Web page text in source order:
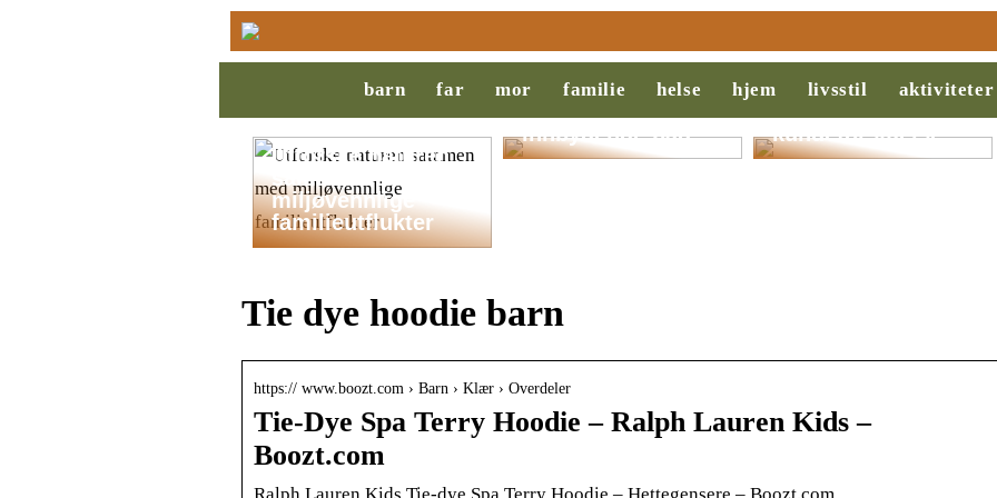
barn far mor familie helse hjem livsstil aktiviteter
Utforske naturen
sammen med
miljøvennlige
familieutflukter
Slik legger du til
rette for et
innbydende bad
Behovsanalyse:
Nøkkelen til
kundeforståelse
Tie dye hoodie barn
https:// www.boozt.com › Barn › Klær › Overdeler
Tie-Dye Spa Terry Hoodie – Ralph Lauren Kids –
Boozt.com
Ralph Lauren Kids Tie-dye Spa Terry Hoodie – Hettegensere – Boozt.com